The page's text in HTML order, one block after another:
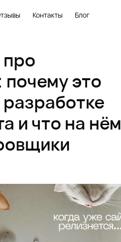
Контакты Блог
это
и что на нём